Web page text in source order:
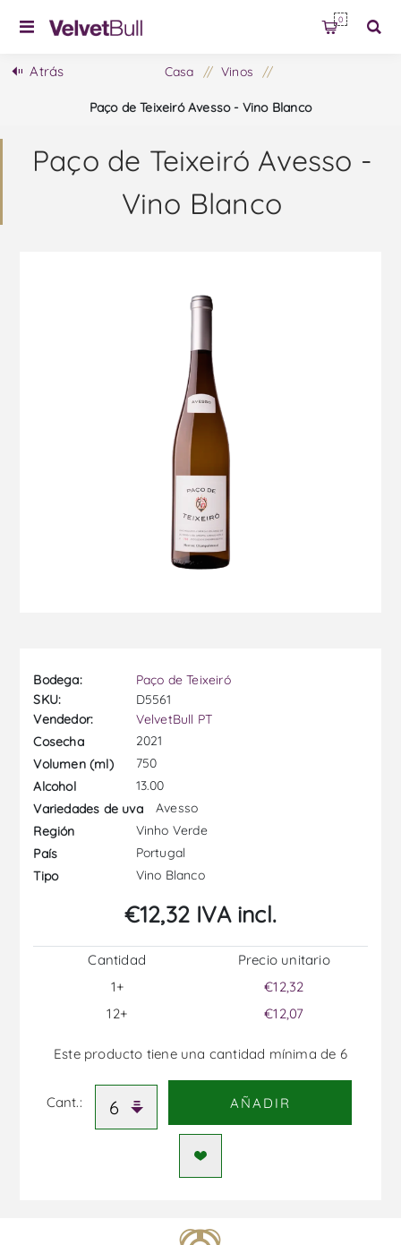
0
Atrás Casa / Vinos /
Paço de Teixeiró Avesso - Vino Blanco
Paço de Teixeiró Avesso -
Vino Blanco
Bodega:
Paço de Teixeiró
SKU:
D5561
Vendedor:
VelvetBull PT
Cosecha
2021
Volumen (ml)
750
Alcohol
13.00
Variedades de uva
Avesso
Región
Vinho Verde
País
Portugal
Tipo
Vino Blanco
€12,32 IVA incl.
Cantidad
1+
12+
Precio unitario
€12,32
€12,07
Este producto tiene una cantidad mínima de 6
Cant.: AÑADIR